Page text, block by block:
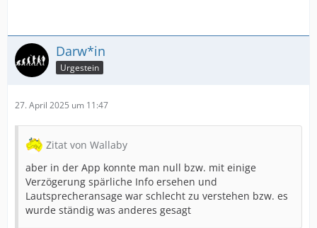
Darw*in
Urgestein
27. April 2025 um 11:47
Zitat von Wallaby
aber in der App konnte man null bzw. mit einige
Verzögerung spärliche Info ersehen und
Lautsprecheransage war schlecht zu verstehen bzw. es
wurde ständig was anderes gesagt